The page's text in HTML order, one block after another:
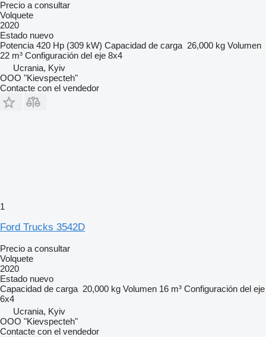
Precio a consultar
Volquete
2020
Estado nuevo
Potencia 420 Hp (309 kW) Capacidad de carga 26,000 kg Volumen
22 m³ Configuración del eje 8x4
Ucrania, Kyiv
OOO "Kievspecteh"
Contacte con el vendedor
1
Ford Trucks 3542D
Precio a consultar
Volquete
2020
Estado nuevo
Capacidad de carga 20,000 kg Volumen 16 m³ Configuración del eje
6x4
Ucrania, Kyiv
OOO "Kievspecteh"
Contacte con el vendedor